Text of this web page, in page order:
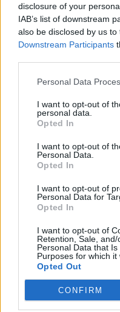
disclosure of your
IAB’s list of downstream
also be disclosed by us
Downstream Participants
Personal Data
I want to opt-out of
personal data.
Opted In
I want to opt-out of
Personal Data.
Opted In
I want to opt-out of
Personal Data for
Opted In
I want to opt-out of
Retention, Sale,
Personal Data that
Purposes for which it
Opted Out
CONFIRM
20:42
Νορβηγία:
ερωτηματικά
Ιεράπετρα: Χειροπέδες
20:21
πλοίου!
Γερμανία: Τουλάχιστον
από σύγκρουση δύο
20:06
Οργανωτικό λίφτινγκ
Ζ. Κωνσταντοπούλου
δεν είναι ατύχημα αλλά